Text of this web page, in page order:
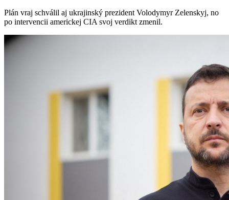
Plán vraj schválil aj ukrajinský prezident Volodymyr Zelenskyj, no
po intervencii americkej CIA svoj verdikt zmenil.